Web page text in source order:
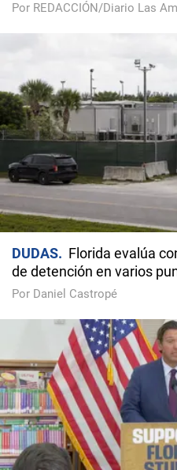
Por REDACCIÓN/Diario Las
DUDAS
Florida evalúa
de detención en varios
Por Daniel Castropé